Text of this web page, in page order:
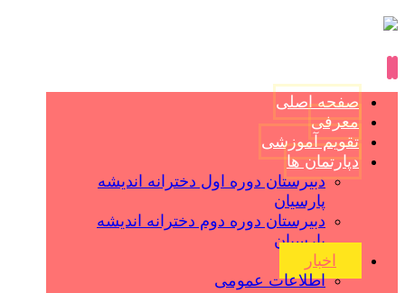
صفحه اصلی
معرفی
تقویم آموزشی
دپارتمان ها
دبیرستان دوره اول دخترانه اندیشه
پارسیان
دبیرستان دوره دوم دخترانه اندیشه
پارسیان
اخبار
اطلاعات عمومی